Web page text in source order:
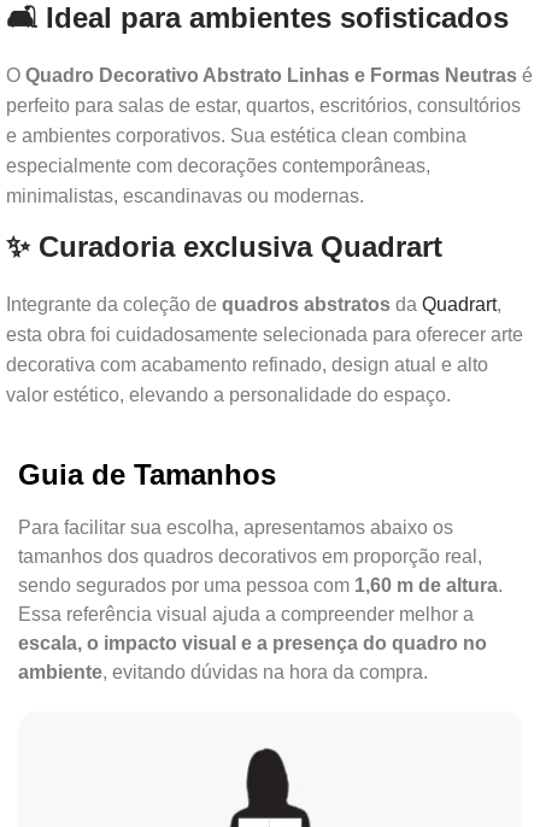
🛋️ Ideal para ambientes sofisticados
O Quadro Decorativo Abstrato Linhas e Formas Neutras é
perfeito para salas de estar, quartos, escritórios, consultórios
e ambientes corporativos. Sua estética clean combina
especialmente com decorações contemporâneas,
minimalistas, escandinavas ou modernas.
✨ Curadoria exclusiva Quadrart
Integrante da coleção de quadros abstratos da Quadrart,
esta obra foi cuidadosamente selecionada para oferecer arte
decorativa com acabamento refinado, design atual e alto
valor estético, elevando a personalidade do espaço.
Guia de Tamanhos
Para facilitar sua escolha, apresentamos abaixo os
tamanhos dos quadros decorativos em proporção real,
sendo segurados por uma pessoa com 1,60 m de altura.
Essa referência visual ajuda a compreender melhor a
escala, o impacto visual e a presença do quadro no
ambiente, evitando dúvidas na hora da compra.